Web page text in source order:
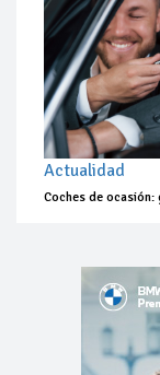
Actualidad
Coches de ocasión: